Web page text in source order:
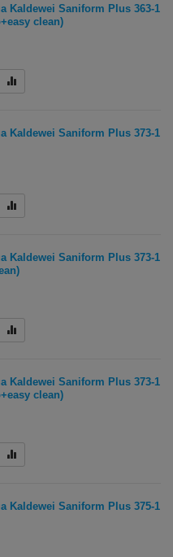
Kaldewei Saniform Plus 363-1
clean)
Kaldewei Saniform Plus 373-1
Kaldewei Saniform Plus 373-1
Kaldewei Saniform Plus 373-1
clean)
Kaldewei Saniform Plus 375-1